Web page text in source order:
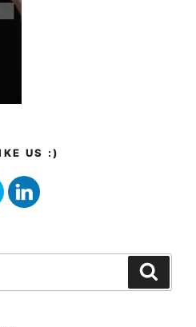
US :)